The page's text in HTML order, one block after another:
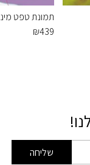
תמונת טפט מיני
₪439
שליחה